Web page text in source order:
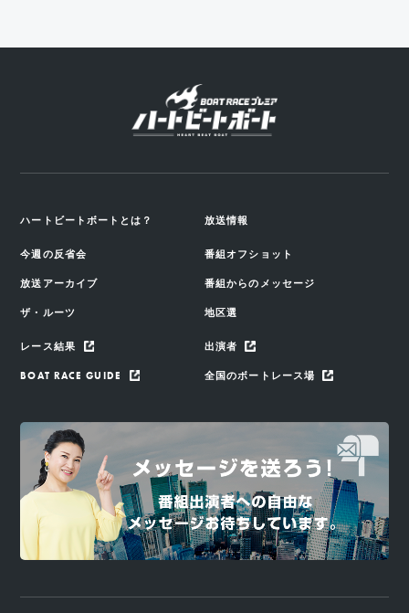
ハートビートボートとは？ 放送情報
今週の反省会 番組オフショット
放送アーカイブ 番組からのメッセージ
ザ・ルーツ 地区選
レース結果 出演者
BOAT RACE GUIDE 全国のボートレース場